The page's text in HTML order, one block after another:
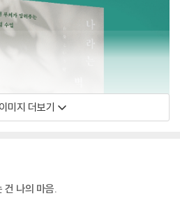
미지 더보기
건 나의 마음.